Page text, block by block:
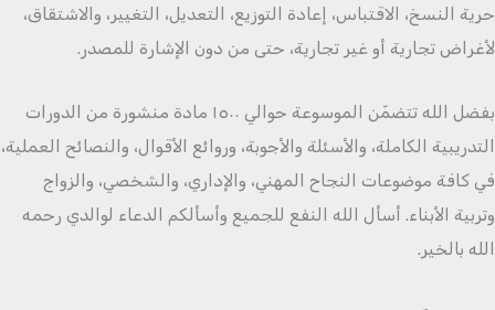
حرية النسخ، الاقتباس، إعادة التوزيع، التعديل، التغيير، والاشتقاق،
لأغراض تجارية أو غير تجارية، حتى من دون الإشارة للمصدر.
بفضل الله تتضمّن الموسوعة حوالي ١٥٠٠ مادة منشورة من الدورات
التدريبية الكاملة، والأسئلة والأجوبة، وروائع الأقوال، والنصائح العملية،
في كافة موضوعات النجاح المهني، والإداري، والشخصي، والزواج
وتربية الأبناء. أسأل الله النفع للجميع وأسألكم الدعاء لوالدي رحمه
الله بالخير.